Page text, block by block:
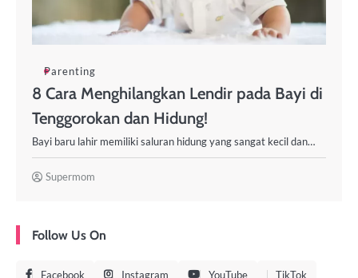
Parenting
8 Cara Menghilangkan Lendir pada Bayi di
Tenggorokan dan Hidung!
Bayi baru lahir memiliki saluran hidung yang sangat kecil dan…
Supermom
Follow Us On
Facebook Instagram YouTube TikTok